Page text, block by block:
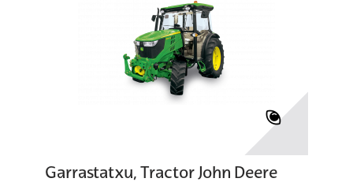
Garrastatxu, Tractor John Deere